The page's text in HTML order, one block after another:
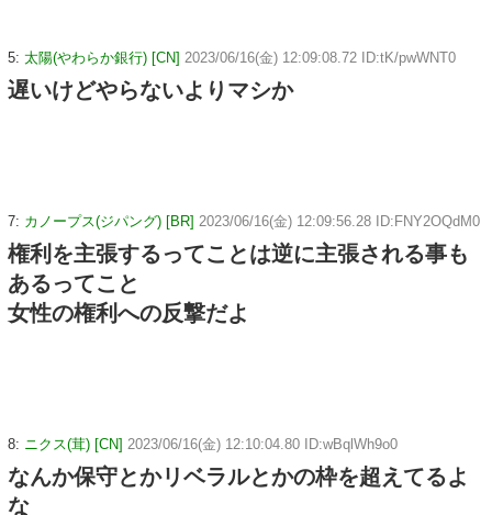
5: 太陽(やわらか銀行) [CN] 2023/06/16(金) 12:09:08.72 ID:tK/pwWNT0
遅いけどやらないよりマシか
7: カノープス(ジパング) [BR] 2023/06/16(金) 12:09:56.28 ID:FNY2OQdM0
権利を主張するってことは逆に主張される事も
あるってこと
女性の権利への反撃だよ
8: ニクス(茸) [CN] 2023/06/16(金) 12:10:04.80 ID:wBqlWh9o0
なんか保守とかリベラルとかの枠を超えてるよ
な